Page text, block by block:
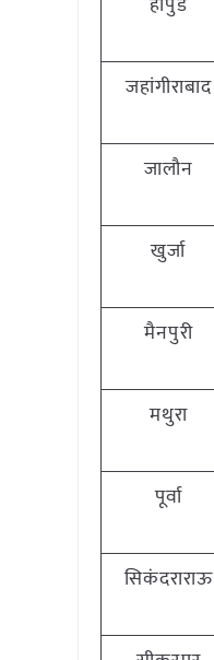
जहांगीराबाद
जालौन
खुर्जा
मैनपुरी
मथुरा
पूर्वा
सिकंदराराऊ